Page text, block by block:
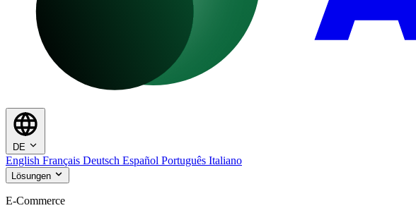
DE
English Français Deutsch Español Português Italiano
Lösungen
E-Commerce